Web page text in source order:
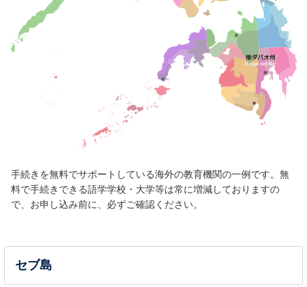
手続きを無料でサポートしている海外の教育機関の一例です。無
料で手続きできる語学学校・大学等は常に増減しておりますの
で、お申し込み前に、必ずご確認ください。
セブ島